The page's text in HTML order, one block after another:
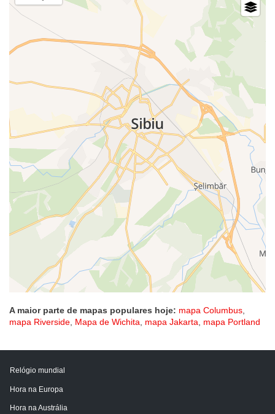
A maior parte de mapas populares hoje: mapa Columbus,
mapa Riverside, Mapa de Wichita, mapa Jakarta, mapa Portland
Relógio mundial
Hora na Europa
Hora na Austrália